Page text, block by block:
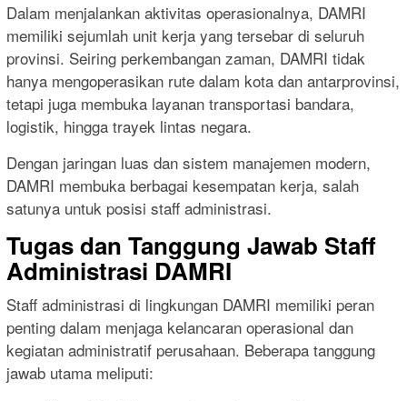
Dalam menjalankan aktivitas operasionalnya, DAMRI
memiliki sejumlah unit kerja yang tersebar di seluruh
provinsi. Seiring perkembangan zaman, DAMRI tidak
hanya mengoperasikan rute dalam kota dan antarprovinsi,
tetapi juga membuka layanan transportasi bandara,
logistik, hingga trayek lintas negara.
Dengan jaringan luas dan sistem manajemen modern,
DAMRI membuka berbagai kesempatan kerja, salah
satunya untuk posisi staff administrasi.
Tugas dan Tanggung Jawab Staff
Administrasi DAMRI
Staff administrasi di lingkungan DAMRI memiliki peran
penting dalam menjaga kelancaran operasional dan
kegiatan administratif perusahaan. Beberapa tanggung
jawab utama meliputi: